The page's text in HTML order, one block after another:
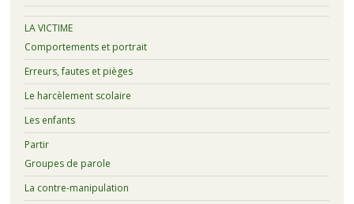
LA VICTIME
Comportements et portrait
Erreurs, fautes et pièges
Le harcèlement scolaire
Les enfants
Partir
Groupes de parole
La contre-manipulation